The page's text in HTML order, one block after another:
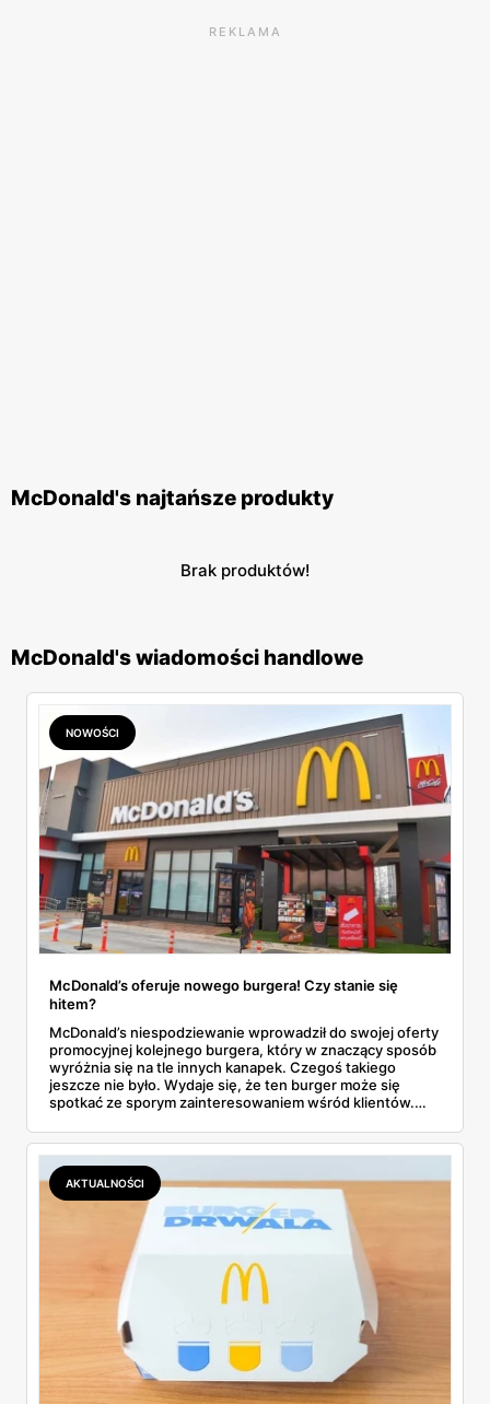
pozytywny wizerunek i zdobywa coraz większe grono
REKLAMA
McDonald's najtańsze produkty
Brak produktów!
McDonald's wiadomości handlowe
NOWOŚCI
McDonald’s oferuje nowego burgera! Czy stanie się
hitem?
McDonald’s niespodziewanie wprowadził do swojej oferty
promocyjnej kolejnego burgera, który w znaczący sposób
wyróżnia się na tle innych kanapek. Czegoś takiego
jeszcze nie było. Wydaje się, że ten burger może się
spotkać ze sporym zainteresowaniem wśród klientów.
pozycji w menu McDonald’s.
AKTUALNOŚCI